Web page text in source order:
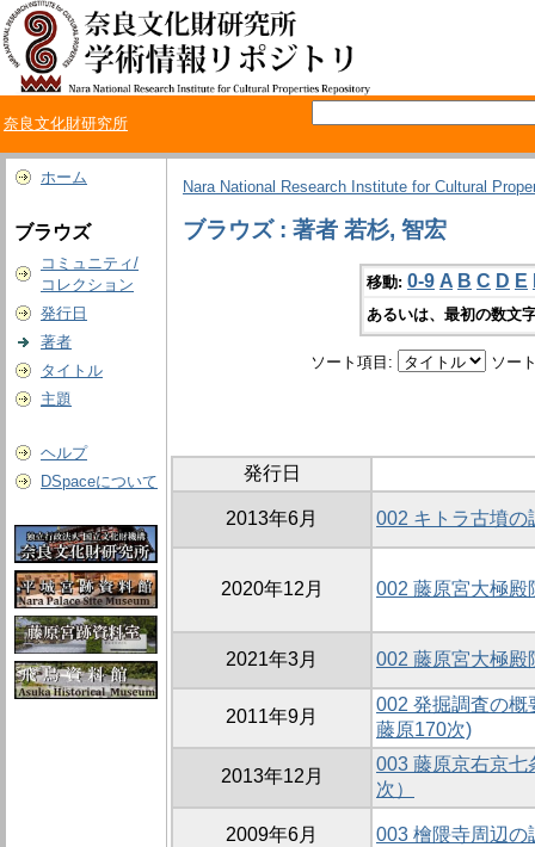
奈良文化財研究所
ホーム
ブラウズ
コミュニティ/
コレクション
発行日
著者
タイトル
主題
ヘルプ
DSpaceについて
Nara National Research Institute for Cultural
ブラウズ : 著者 若杉, 智宏
移動: 0-9 A B C D E
あるいは、最初の数文
ソート項目: ソー
発行日
2013年6月 002 キトラ古墳の
2020年12月 002 藤原宮大極殿
2021年3月 002 藤原宮大極殿
2011年9月
002 発掘調査の
藤原170次)
2013年12月
003 藤原京右京七
次）
2009年6月 003 檜隈寺周辺の